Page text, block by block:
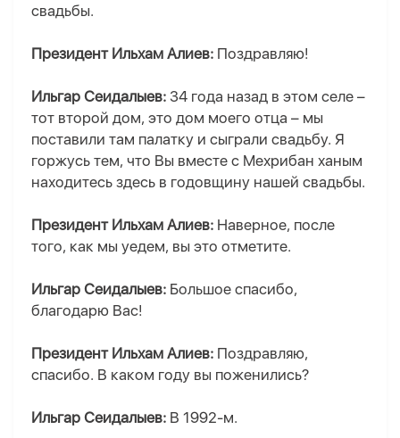
свадьбы.
Президент Ильхам Алиев: Поздравляю!
Ильгар Сеидалыев: 34 года назад в этом селе –
тот второй дом, это дом моего отца – мы
поставили там палатку и сыграли свадьбу. Я
горжусь тем, что Вы вместе с Мехрибан ханым
находитесь здесь в годовщину нашей свадьбы.
Президент Ильхам Алиев: Наверное, после
того, как мы уедем, вы это отметите.
Ильгар Сеидалыев: Большое спасибо,
благодарю Вас!
Президент Ильхам Алиев: Поздравляю,
спасибо. В каком году вы поженились?
Ильгар Сеидалыев: В 1992-м.